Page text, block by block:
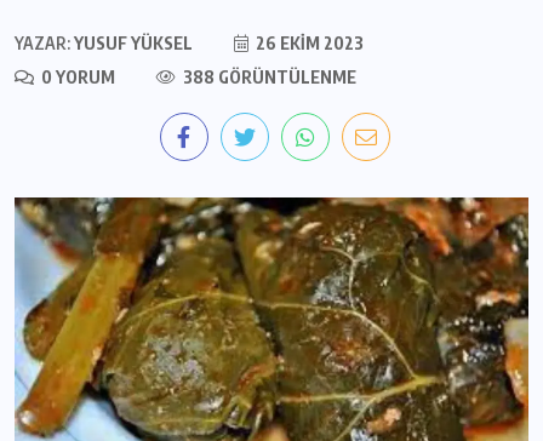
YAZAR:YUSUF YÜKSEL
26 EKIM 2023
0 YORUM
388 GÖRÜNTÜLENME